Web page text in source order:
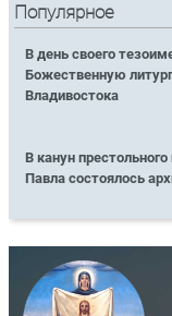
Популярное
В день своего
Божественную
Владивостока
В канун
Павла состоялось